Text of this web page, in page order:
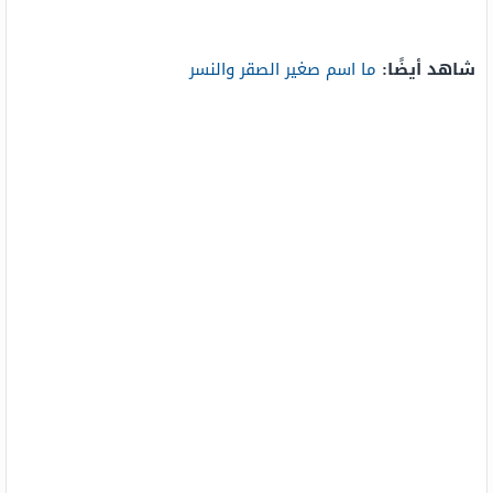
شاهد أيضًا: ما اسم صغير الصقر والنسر